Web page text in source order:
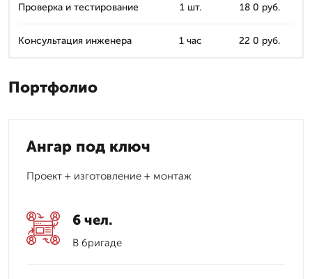
Проверка и тестирование 1 шт. 18 0 руб.
Консультация инженера 1 час 22 0 руб.
Портфолио
Ангар под ключ
Проект + изготовление + монтаж
6 чел.
В бригаде